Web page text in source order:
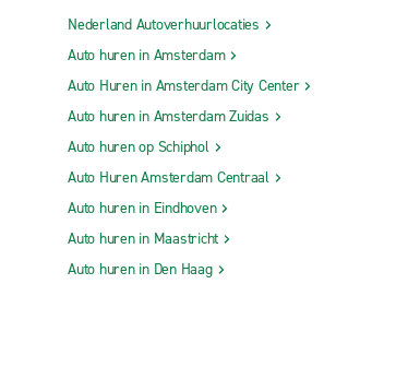
Nederland Autoverhuurlocaties
Auto huren in Amsterdam
Auto Huren in Amsterdam City Center
Auto huren in Amsterdam Zuidas
Auto huren op Schiphol
Auto Huren Amsterdam Centraal
Auto huren in Eindhoven
Auto huren in Maastricht
Auto huren in Den Haag